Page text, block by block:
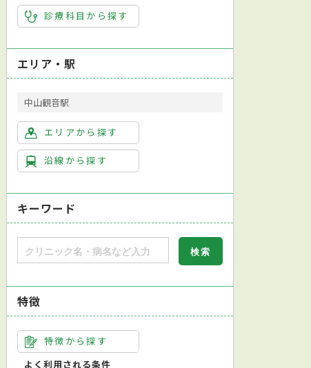
科専門医
鏡（気管支鏡）検査 内視鏡検査
診療科目から探す
エリア・駅
中山観音駅
エリアから探す
沿線から探す
キーワード
特徴
特徴から探す
よく利用される条件